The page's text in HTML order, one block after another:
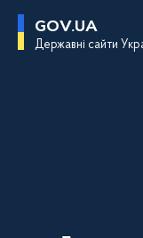
GOV.UA
Державні сайти